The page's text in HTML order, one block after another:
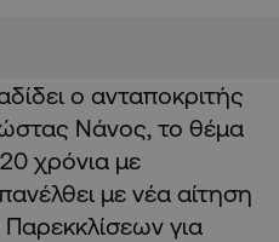
ο ανταποκριτής
Νάνος, το θέμα
20 χρόνια με
με νέα αίτηση
για